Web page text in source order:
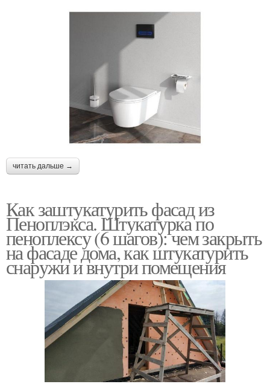
читать дальше →
Как заштукатурить фасад из
Пеноплэкса. Штукатурка по
пеноплексу (6 шагов): чем закрыть
на фасаде дома, как штукатурить
снаружи и внутри помещения